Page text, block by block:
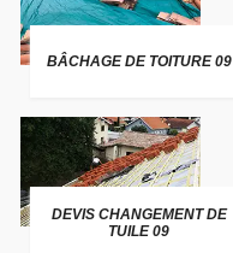
BÂCHAGE DE TOITURE 09
DEVIS CHANGEMENT DE
TUILE 09